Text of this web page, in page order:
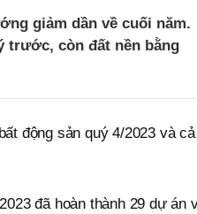
giảm dần về cuối năm.
trước, còn đất nền bằng
động sản quý 4/2023 và cả
đã hoàn thành 29 dự án